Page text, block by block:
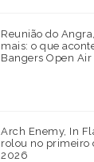
Reunião do
mais: o que
Bangers Open
Arch Enemy, In
rolou no primeiro
2026